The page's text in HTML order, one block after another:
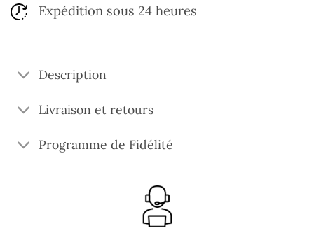
Expédition sous 24 heures
Description
Livraison et retours
Programme de Fidélité